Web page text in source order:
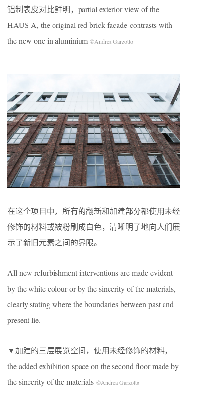
铝制表皮对比鲜明，partial exterior view of the
HAUS A, the original red brick facade contrasts with
the new one in aluminium ©Andrea Garzotto
在这个项目中，所有的翻新和加建部分都使用未经
修饰的材料或被粉刷成白色，清晰明了地向人们展
示了新旧元素之间的界限。
All new refurbishment interventions are made evident
by the white colour or by the sincerity of the materials,
clearly stating where the boundaries between past and
present lie.
▼加建的三层展览空间，使用未经修饰的材料，
the added exhibition space on the second floor made by
the sincerity of the materials ©Andrea Garzotto